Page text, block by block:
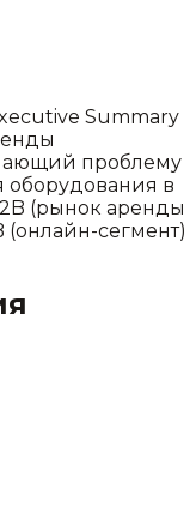
Summary
проблему
оборудования в
(рынок аренды
(онлайн-сегмент)